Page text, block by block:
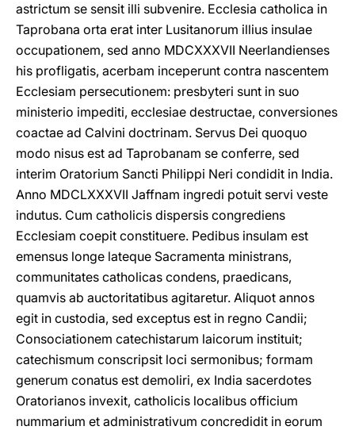
astrictum se sensit illi subvenire. Ecclesia catholica in
Taprobana orta erat inter Lusitanorum illius insulae
occupationem, sed anno MDCXXXVII Neerlandienses
his profligatis, acerbam inceperunt contra nascentem
Ecclesiam persecutionem: presbyteri sunt in suo
ministerio impediti, ecclesiae destructae, conversiones
coactae ad Calvini doctrinam. Servus Dei quoquo
modo nisus est ad Taprobanam se conferre, sed
interim Oratorium Sancti Philippi Neri condidit in India.
Anno MDCLXXXVII Jaffnam ingredi potuit servi veste
indutus. Cum catholicis dispersis congrediens
Ecclesiam coepit constituere. Pedibus insulam est
emensus longe lateque Sacramenta ministrans,
communitates catholicas condens, praedicans,
quamvis ab auctoritatibus agitaretur. Aliquot annos
egit in custodia, sed exceptus est in regno Candii;
Consociationem catechistarum laicorum instituit;
catechismum conscripsit loci sermonibus; formam
generum conatus est demoliri, ex India sacerdotes
Oratorianos invexit, catholicis localibus officium
nummarium et administrativum concredidit in eorum